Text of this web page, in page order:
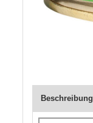
Beschreibung